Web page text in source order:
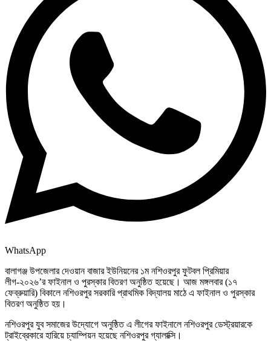
WhatsApp
বালাগঞ্জ উপজেলার দেওয়ান বাজার ইউনিয়নের ১ম নশিওরপুর ফুটবল প্রিমিয়ার
লীগ-২০২৬’র ফাইনাল ও পুরস্কার বিতরণ অনুষ্ঠিত হয়েছে। আজ মঙ্গলবার (১৭
ফেব্রুয়ারি) বিকালে নশিওরপুর সরকারি প্রাথমিক বিদ্যালয় মাঠে এ ফাইনাল ও পুরস্কার
বিতরণ অনুষ্ঠিত হয়।
নশিওরপুর যুব সমাজের উদ্যোগে অনুষ্ঠিত এ লীগের ফাইনালে নশিওরপুর ডেস্ট্রয়ারকে
ট্রাইব্রেকারে হারিয়ে চ্যাম্পিয়ন হয়েছে নশিওরপুর গ্যালাক্সি।